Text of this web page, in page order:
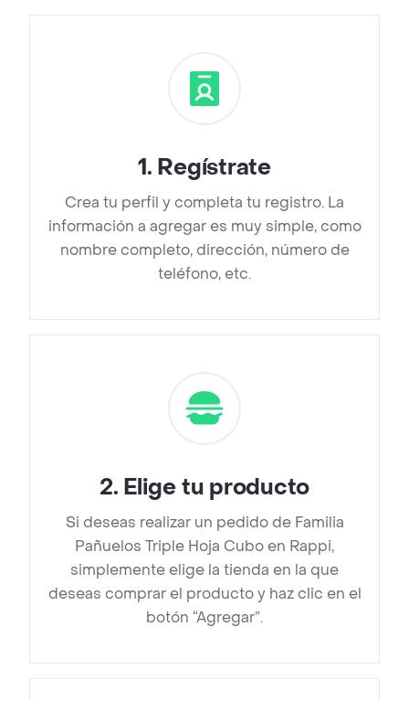
1. Regístrate
Crea tu perfil y completa tu registro. La
información a agregar es muy simple, como
nombre completo, dirección, número de
teléfono, etc.
2. Elige tu producto
Si deseas realizar un pedido de Familia
Pañuelos Triple Hoja Cubo en Rappi,
simplemente elige la tienda en la que
deseas comprar el producto y haz clic en el
botón “Agregar”.